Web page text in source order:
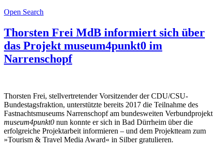
Open Search
Thorsten Frei MdB informiert sich über
das Projekt museum4punkt0 im
Narrenschopf
Thorsten Frei, stellvertretender Vorsitzender der CDU/CSU-
Bundestagsfraktion, unterstützte bereits 2017 die Teilnahme des
Fastnachtsmuseums Narrenschopf am bundesweiten Verbundprojekt
museum4punkt0 nun konnte er sich in Bad Dürrheim über die
erfolgreiche Projektarbeit informieren – und dem Projektteam zum
»Tourism & Travel Media Award« in Silber gratulieren.